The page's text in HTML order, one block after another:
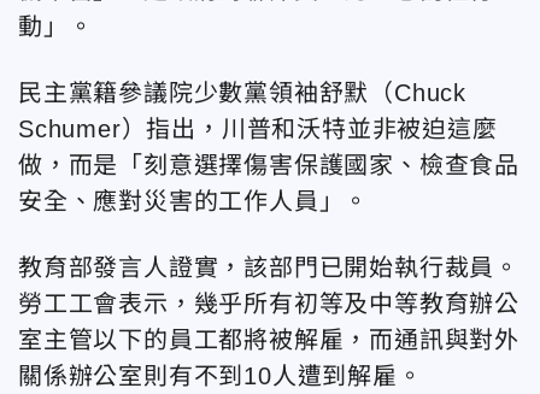
動」。
民主黨籍參議院少數黨領袖舒默（Chuck
Schumer）指出，川普和沃特並非被迫這麼
做，而是「刻意選擇傷害保護國家、檢查食品
安全、應對災害的工作人員」。
教育部發言人證實，該部門已開始執行裁員。
勞工工會表示，幾乎所有初等及中等教育辦公
室主管以下的員工都將被解雇，而通訊與對外
關係辦公室則有不到10人遭到解雇。